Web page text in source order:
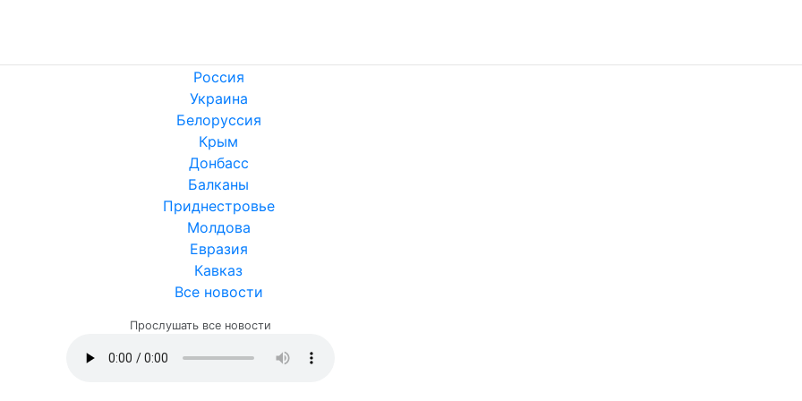
Россия
Украина
Белоруссия
Крым
Донбасс
Балканы
Приднестровье
Молдова
Евразия
Кавказ
Все новости
Прослушать все новости